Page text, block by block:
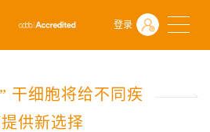
登录
前沿动态
病提供新选择
干细胞将给不同疾
供新选择